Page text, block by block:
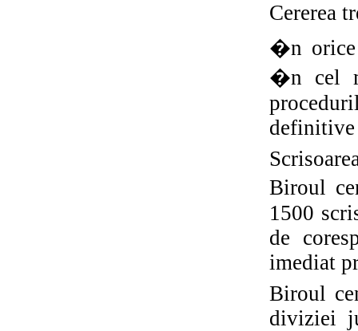
Cererea
�n orice
�n cel
definitive
Biroul
1500
de
imediat
Biroul
diviziei